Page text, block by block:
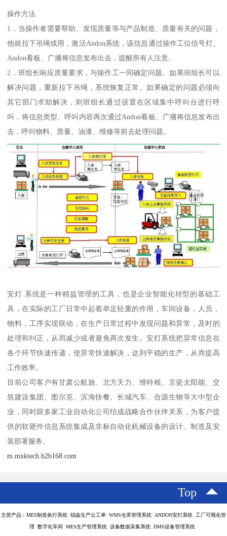
操作方法
1．当操作者需要帮助、发现质量等与产品制造、质量有关的问题，
他就拉下吊绳或用，激活Andon系统，该信息通过操作工位信号灯、
Andon看板、广播将信息发布出去，提醒所有人注意。
2．班组长响应质量要求，与操作工一同确定问题。如果班组长可以
解决问题，重新拉下吊绳，系统恢复正常。如果确定的问题必须向
其它部门求助解决，则班组长通过设置在区域集中呼叫台进行呼
叫，将信息类型、呼叫内容再次通过Andon看板、广播将信息发布出
去，呼叫物料、质量、油漆、维修等前去处理问题。
安灯 系统是一种精益管理的工具，也是企业智能化转型的基础工
具，在实际的工厂日常中起着举足轻重的作用，车间设备，人员，
物料，工序实现联动，在生产日常过程中发现问题和异常，及时的
处理和纠正，从而减少或者避免再次发生。安灯系统把异常信息在
各个环节快速传递，使异常快速解决，达到平稳的生产，从而提高
工作效率。
目前公司客户有甘肃公航旅、北方天力、维特根、京瓷太阳能、交
筑建设集团、图尔克、滨海快餐、长城汽车、合源生物等大中型企
业，同时跟多家工业自动化公司结成战略合作伙伴关系，为客户提
供的软硬件信息系统集成及非标自动化机械设备的设计、制造及安
装部署服务。
m.mxktech.b2b168.com
Top
主营产品：MES制造执行系统 锐益生产云工单 WMS仓库管理系统 ANDON安灯系统 工厂可视化管
理 数字化车间 MES生产管理系统 设备数据采集系统 DMS设备管理系统